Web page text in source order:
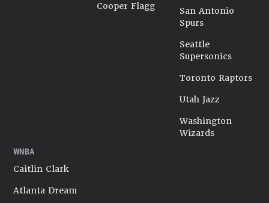
Cooper Flagg
San Antonio
Spurs
Seattle
Supersonics
Toronto Raptors
Utah Jazz
Washington
Wizards
WNBA
Caitlin Clark
Atlanta Dream